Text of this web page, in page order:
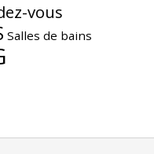
vous
Salles de bains